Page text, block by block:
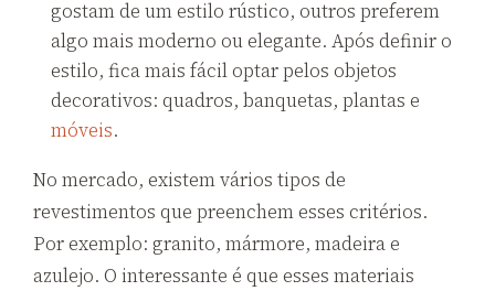
gostam de um estilo rústico, outros preferem
algo mais moderno ou elegante. Após definir o
estilo, fica mais fácil optar pelos objetos
decorativos: quadros, banquetas, plantas e
móveis.
No mercado, existem vários tipos de
revestimentos que preenchem esses critérios.
Por exemplo: granito, mármore, madeira e
azulejo. O interessante é que esses materiais